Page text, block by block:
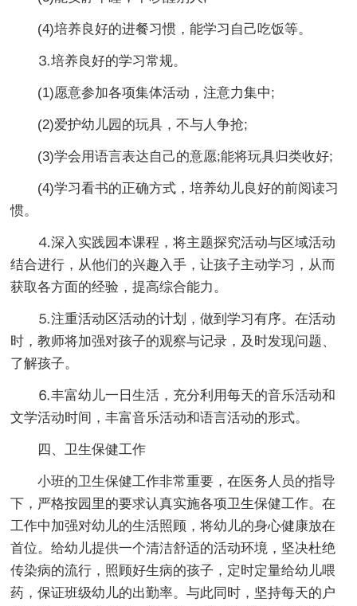
(4)培养良好的进餐习惯，能学习自己吃饭等。
⒊培养良好的学习常规。
(1)愿意参加各项集体活动，注意力集中;
(2)爱护幼儿园的玩具，不与人争抢;
(3)学会用语言表达自己的意愿;能将玩具归类收好;
(4)学习看书的正确方式，培养幼儿良好的前阅读习
惯。
⒋深入实践园本课程，将主题探究活动与区域活动
结合进行，从他们的兴趣入手，让孩子主动学习，从而
获取各方面的经验，提高综合能力。
⒌注重活动区活动的计划，做到学习有序。在活动
时，教师将加强对孩子的观察与记录，及时发现问题、
了解孩子。
⒍丰富幼儿一日生活，充分利用每天的音乐活动和
文学活动时间，丰富音乐活动和语言活动的形式。
四、卫生保健工作
小班的卫生保健工作非常重要，在医务人员的指导
下，严格按园里的要求认真实施各项卫生保健工作。在
工作中加强对幼儿的生活照顾，将幼儿的身心健康放在
首位。给幼儿提供一个清洁舒适的活动环境，坚决杜绝
传染病的流行，照顾好生病的孩子，定时定量给幼儿喂
药，保证班级幼儿的出勤率。与此同时，坚持每天的户